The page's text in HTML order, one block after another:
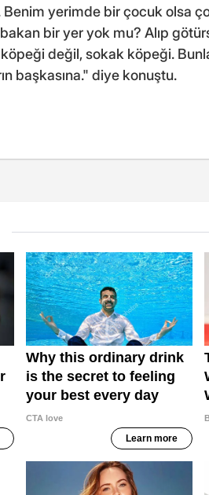
yerimde bir çocuk olsa
bir yer yok mu? Alıp
değil, sokak köpeği.
başkasına." diye konuştu.